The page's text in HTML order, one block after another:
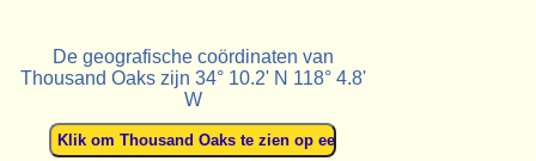
De geografische coördinaten van
Thousand Oaks zijn 34° 10.2' N 118° 4.8'
W